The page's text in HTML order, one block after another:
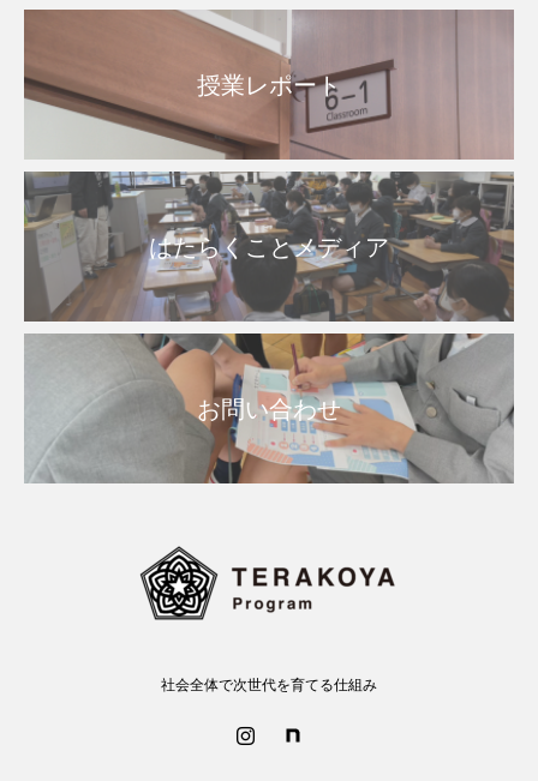
授業レポート
はたらくことメディア
お問い合わせ
社会全体で次世代を育てる仕組み